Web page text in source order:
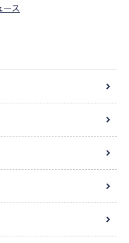
ス